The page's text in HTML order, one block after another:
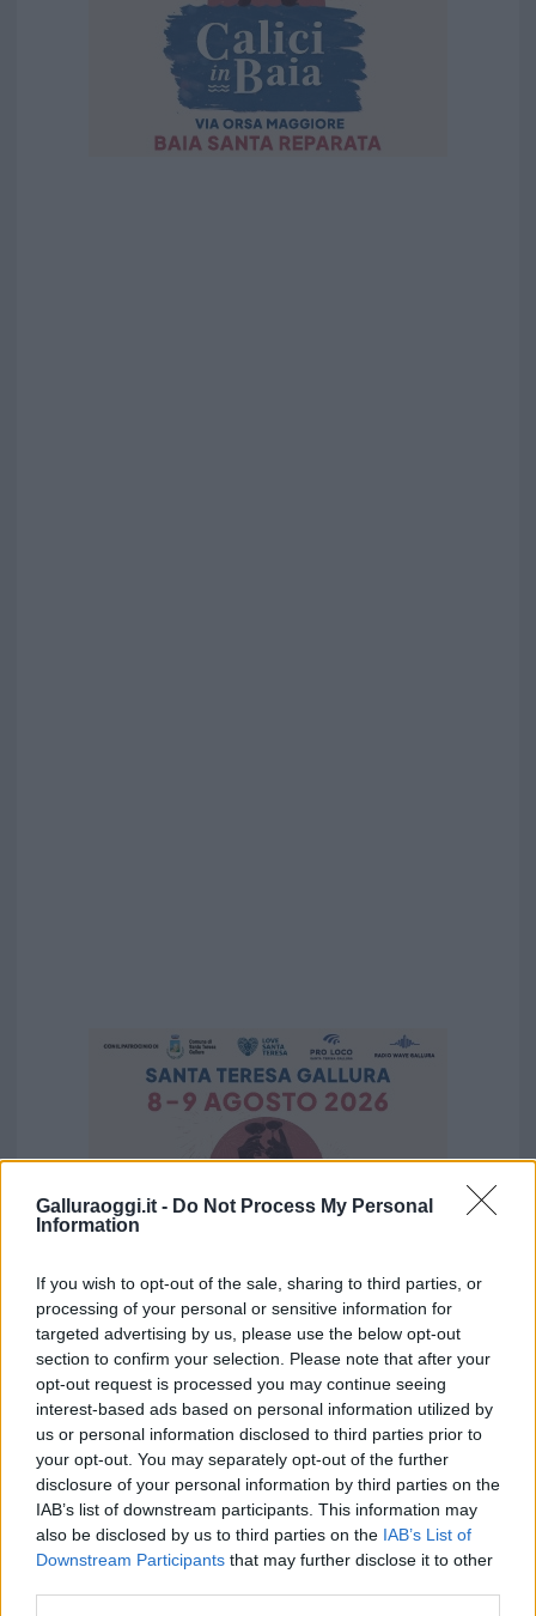
Galluraoggi.it - Do Not Process My Personal
Information
If you wish to opt-out of the sale, sharing to third parties, or
processing of your personal or sensitive information for
targeted advertising by us, please use the below opt-out
section to confirm your selection. Please note that after your
opt-out request is processed you may continue seeing
interest-based ads based on personal information utilized by
us or personal information disclosed to third parties prior to
your opt-out. You may separately opt-out of the further
disclosure of your personal information by third parties on the
IAB’s list of downstream participants. This information may
also be disclosed by us to third parties on the IAB’s List of
Downstream Participants that may further disclose it to other
Vuoi rimuovere le pubblicità nazionali?
Puoi abbonarti asoli € 1,10 al mese
cliccandoqui
Sei già abbonato?